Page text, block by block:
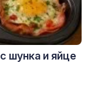
шунка и яйце